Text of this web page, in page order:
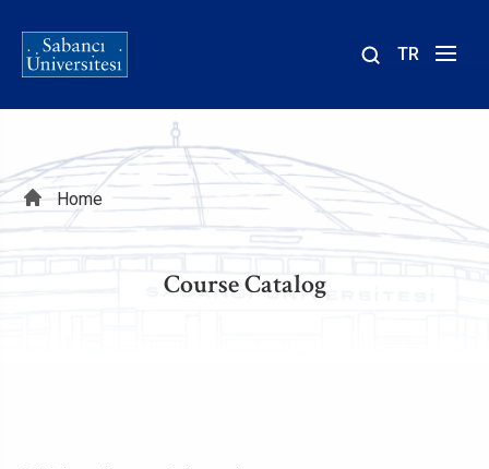
TR
Breadcrumb
Home
Course Catalog